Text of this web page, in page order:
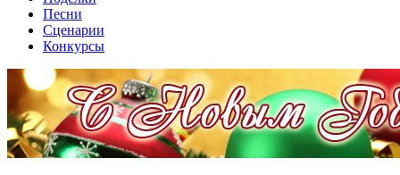
Песни
Сценарии
Конкурсы